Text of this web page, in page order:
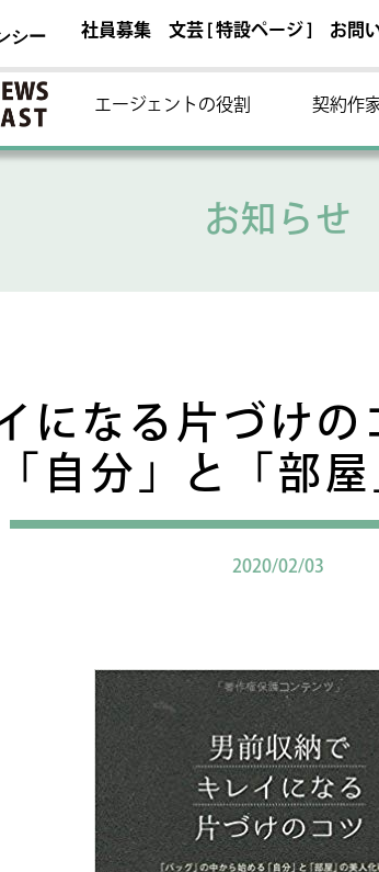
シー 社員募集 文芸 [ 特設ページ ] お問
エージェントの役割 契約作
お知らせ
になる片づけ
自分」と「部
2020/02/03